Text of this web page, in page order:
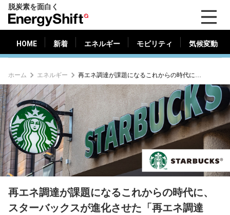
脱炭素を面白く
ナ
ジ
ー
フ
ト）
HOME 新着 エネルギー モビリティ 気候変動
新着 エネルギー 気候変動
ホーム エネルギー 再エネ調達が課題になるこれからの時代に、スターバックスが進化させた「再エネ調達法」とは
再エネ調達が課題になるこれからの時代に、
スターバックスが進化させた「再エネ調達